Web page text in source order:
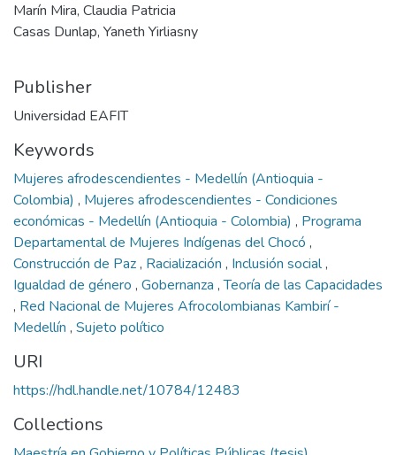
Marín Mira, Claudia Patricia
Casas Dunlap, Yaneth Yirliasny
Publisher
Universidad EAFIT
Keywords
Mujeres afrodescendientes - Medellín (Antioquia -
Colombia) , Mujeres afrodescendientes - Condiciones
económicas - Medellín (Antioquia - Colombia) , Programa
Departamental de Mujeres Indígenas del Chocó ,
Construcción de Paz, Racialización , Inclusión social,
Igualdad de género , Gobernanza ,Teoría de las Capacidades
, Red Nacional de Mujeres Afrocolombianas Kambirí -
Medellín , Sujeto político
URI
https://hdl.handle.net/10784/12483
Collections